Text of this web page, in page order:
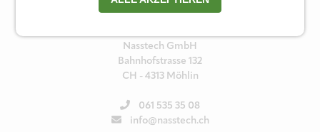
und Plattenarbeiten in Möhlin
Nasstech GmbH
Bahnhofstrasse 132
CH - 4313 Möhlin
061 535 35 08
info@nasstech.ch